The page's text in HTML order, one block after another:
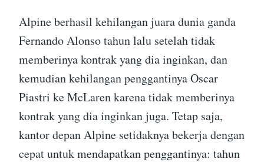
Alpine berhasil kehilangan juara dunia ganda
Fernando Alonso tahun lalu setelah tidak
memberinya kontrak yang dia inginkan, dan
kemudian kehilangan penggantinya Oscar
Piastri ke McLaren karena tidak memberinya
kontrak yang dia inginkan juga. Tetap saja,
kantor depan Alpine setidaknya bekerja dengan
cepat untuk mendapatkan penggantinya: tahun